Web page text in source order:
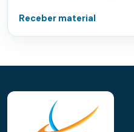
Receber material